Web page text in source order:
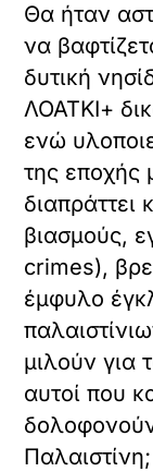
Θα ήταν
να
δυτική
ΛΟΑΤΚΙ+
ενώ
της εποχής
διαπράττει
βιασμούς,
crimes),
έμφυλο
μιλούν για
αυτοί που
Παλαιστίνη;